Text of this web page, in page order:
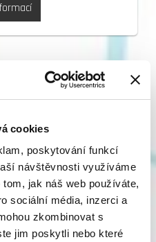
cookies
poskytování funkcí
návštěvnosti využíváme
jak náš web používáte,
sociální média, inzerci a
zkombinovat s
jim poskytli nebo které
systémy
JABLOTRON do bytů,